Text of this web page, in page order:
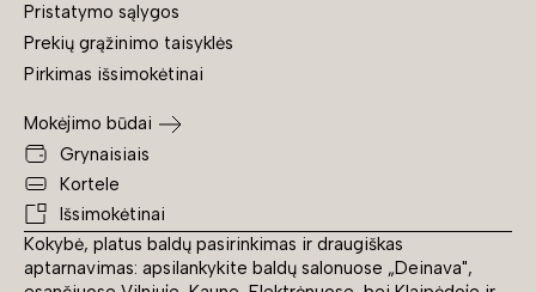
Kokybė, platus baldų pasirinkimas ir draugiškas
aptarnavimas: apsilankykite baldų salonuose „Deinava",
Pristatymo sąlygos
Prekių grąžinimo taisyklės
Pirkimas išsimokėtinai
Mokėjimo būdai
Grynaisiais
Kortele
Išsimokėtinai